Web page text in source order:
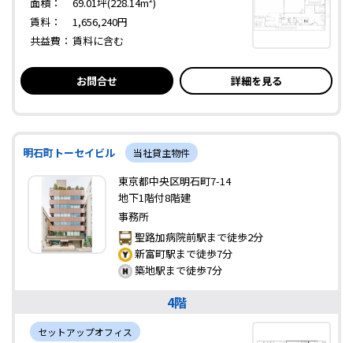
賃料：
1,656,240円
共益費： 賃料に含む
お問合せ 詳細を見る
明石町トーセイビル 当社貸主物件
東京都中央区明石町7-14
地下1階付8階建
事務所
聖路加病院前駅まで徒歩2分
新富町駅まで徒歩7分
築地駅まで徒歩7分
4階
セットアップオフィス